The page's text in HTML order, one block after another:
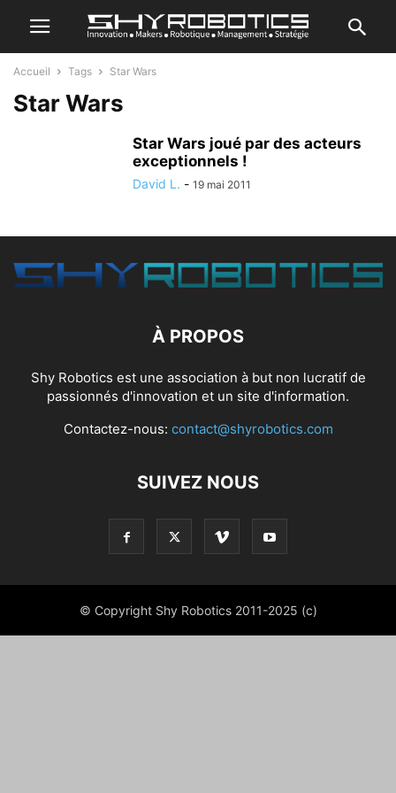
Accueil Tags Star Wars
Star Wars
Star Wars joué par des acteurs
exceptionnels !
David L. - 19 mai 2011
À PROPOS
Shy Robotics est une association à but non lucratif de
passionnés d'innovation et un site d'information.
Contactez-nous: contact@shyrobotics.com
SUIVEZ NOUS
© Copyright Shy Robotics 2011-2025 (c)